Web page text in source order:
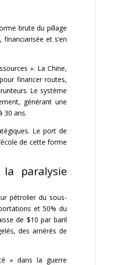
brute du pillage
et s’en
». La Chine,
financer routes,
Le système
générant une
30 ans.
Le port de
de cette forme
paralysie
pétrolier du sous-
et 50% du
de $10 par baril
des arriérés de
» dans la guerre